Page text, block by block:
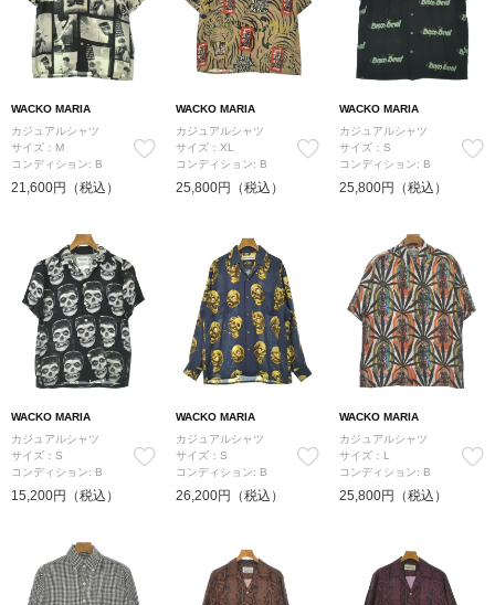
WACKO MARIA
カジュアルシャツ
サイズ：M
コンディション: B
21,600円（税込）
WACKO MARIA
カジュアルシャツ
サイズ：XL
コンディション: B
25,800円（税込）
WACKO MARIA
カジュアルシャツ
サイズ：S
コンディション: B
25,800円（税込）
WACKO MARIA
カジュアルシャツ
サイズ：S
コンディション: B
15,200円（税込）
WACKO MARIA
カジュアルシャツ
サイズ：S
コンディション: B
26,200円（税込）
WACKO MARIA
カジュアルシャツ
サイズ：L
コンディション: B
25,800円（税込）